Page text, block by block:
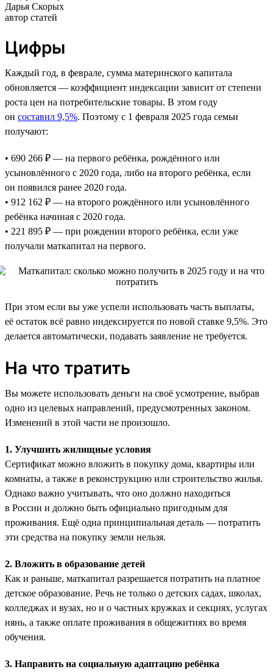
Дарья Скорых
автор статей
Цифры
Каждый год, в феврале, сумма материнского капитала
обновляется — коэффициент индексации зависит от степени
роста цен на потребительские товары. В этом году
он составил 9,5%. Поэтому с 1 февраля 2025 года семьи
получают:
• 690 266 ₽ — на первого ребёнка, рождённого или
усыновлённого с 2020 года, либо на второго ребёнка, если
он появился ранее 2020 года.
• 912 162 ₽ — на второго рождённого или усыновлённого
ребёнка начиная с 2020 года.
• 221 895 ₽ — при рождении второго ребёнка, если уже
получали маткапитал на первого.
При этом если вы уже успели использовать часть выплаты,
её остаток всё равно индексируется по новой ставке 9,5%. Это
делается автоматически, подавать заявление не требуется.
На что тратить
Вы можете использовать деньги на своё усмотрение, выбрав
одно из целевых направлений, предусмотренных законом.
Изменений в этой части не произошло.
1. Улучшить жилищные условия
Сертификат можно вложить в покупку дома, квартиры или
комнаты, а также в реконструкцию или строительство жилья.
Однако важно учитывать, что оно должно находиться
в России и должно быть официально пригодным для
проживания. Ещё одна принципиальная деталь — потратить
эти средства на покупку земли нельзя.
2. Вложить в образование детей
Как и раньше, маткапитал разрешается потратить на платное
детское образование. Речь не только о детских садах, школах,
колледжах и вузах, но и о частных кружках и секциях, услугах
нянь, а также оплате проживания в общежитиях во время
обучения.
3. Направить на социальную адаптацию ребёнка